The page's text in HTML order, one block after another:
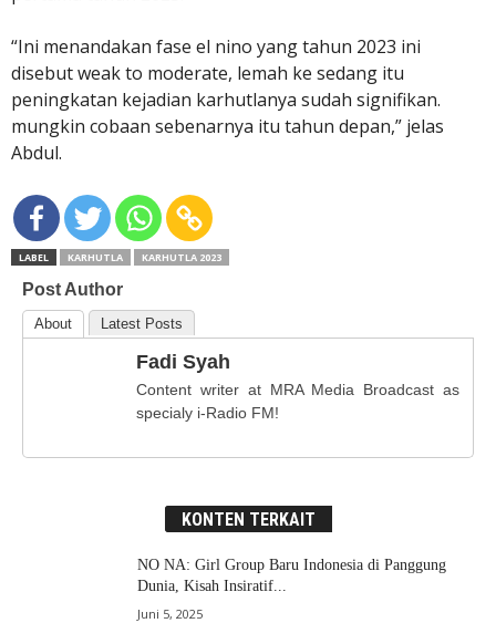
“Ini menandakan fase el nino yang tahun 2023 ini
disebut weak to moderate, lemah ke sedang itu
peningkatan kejadian karhutlanya sudah signifikan.
mungkin cobaan sebenarnya itu tahun depan,” jelas
Abdul.
LABEL KARHUTLA KARHUTLA 2023
Post Author
About Latest Posts
Fadi Syah
Content writer at MRA Media Broadcast as
specialy i-Radio FM!
KONTEN TERKAIT
NO NA: Girl Group Baru Indonesia di Panggung
Dunia, Kisah Insiratif...
Juni 5, 2025